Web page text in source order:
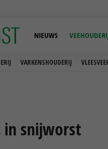
VARKENSHOUDERIJ
NIEUWS
snijworst